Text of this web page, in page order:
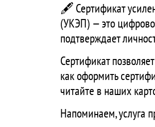
🖋 Сертификат
(УКЭП) — это
подтверждает
Сертификат
как оформить
читайте в наших
Напоминаем, услуга